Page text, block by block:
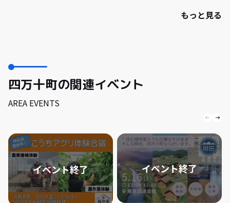
もっと見る
四万十町の関連イベント
AREA EVENTS